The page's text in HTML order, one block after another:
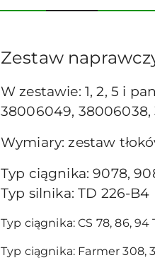
Zestaw
W zestawie: 1, 2, 5 i
38006049, 38006038,
Wymiary: zestaw
Typ ciągnika: 9078,
Typ silnika: TD 226-B4
Typ ciągnika: CS 78, 86,
Typ ciągnika: Farmer 308,